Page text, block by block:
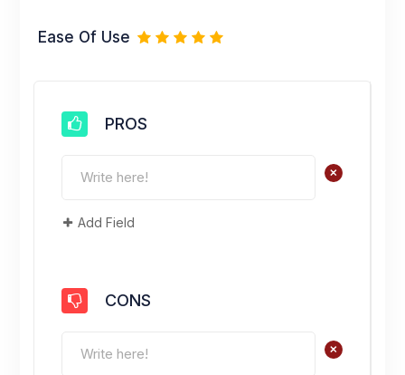
Ease Of Use 5
4
3
2
PROS
+
Add Field
CONS
+